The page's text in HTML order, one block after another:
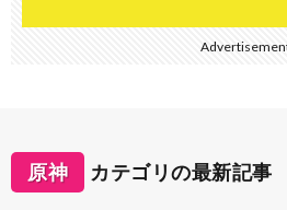
原神 カテゴリの最新記事